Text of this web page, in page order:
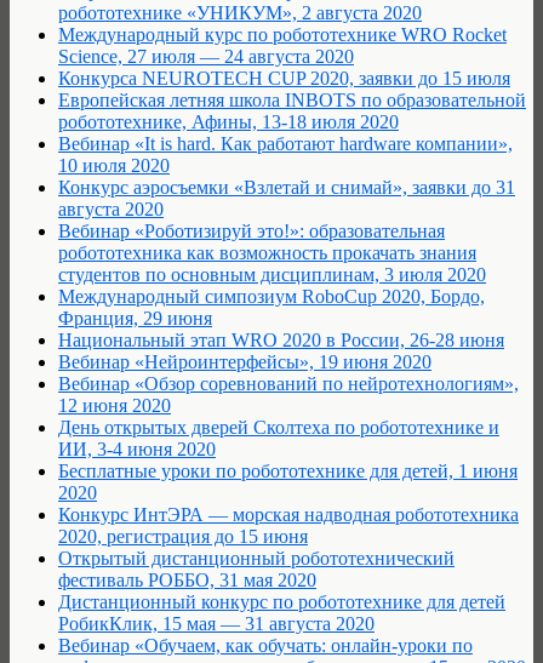
робототехнике «УНИКУМ», 2 августа 2020
Международный курс по робототехнике WRO Rocket
Science, 27 июля — 24 августа 2020
Конкурса NEUROTECH CUP 2020, заявки до 15 июля
Европейская летняя школа INBOTS по образовательной
робототехнике, Афины, 13-18 июля 2020
Вебинар «It is hard. Как работают hardware компании»,
10 июля 2020
Конкурс аэросъемки «Взлетай и снимай», заявки до 31
августа 2020
Вебинар «Роботизируй это!»: образовательная
робототехника как возможность прокачать знания
студентов по основным дисциплинам, 3 июля 2020
Международный симпозиум RoboCup 2020, Бордо,
Франция, 29 июня
Национальный этап WRO 2020 в России, 26-28 июня
Вебинар «Нейроинтерфейсы», 19 июня 2020
Вебинар «Обзор соревнований по нейротехнологиям»,
12 июня 2020
День открытых дверей Сколтеха по робототехнике и
ИИ, 3-4 июня 2020
Бесплатные уроки по робототехнике для детей, 1 июня
2020
Конкурс ИнтЭРА — морская надводная робототехника
2020, регистрация до 15 июня
Открытый дистанционный робототехнический
фестиваль РОББО, 31 мая 2020
Дистанционный конкурс по робототехнике для детей
РобикКлик, 15 мая — 31 августа 2020
Вебинар «Обучаем, как обучать: онлайн-уроки по